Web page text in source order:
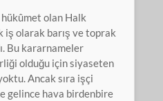
hükûmet olan Halk
iş olarak barış ve toprak
Bu kararnameler
olduğu için siyaseten
Ancak sıra işçi
gelince hava birdenbire